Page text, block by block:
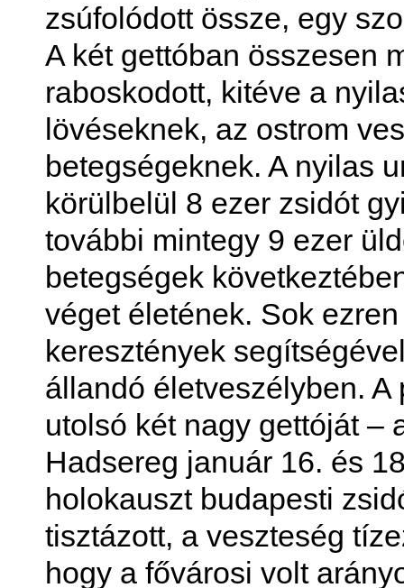
zsúfolódott össze, egy
A két gettóban összesen
raboskodott, kitéve a
lövéseknek, az ostrom
betegségeknek. A nyilas
körülbelül 8 ezer zsidót
további mintegy 9 ezer
betegségek
véget életének. Sok
keresztények
állandó életveszélyben.
utolsó két nagy gettóját –
Hadsereg január 16. és
holokauszt budapesti
tisztázott, a veszteség
hogy a fővárosi volt